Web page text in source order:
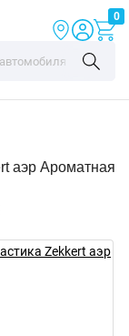
0
аэр Ароматная